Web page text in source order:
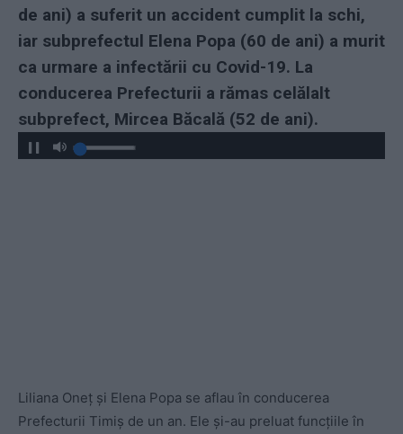
de ani) a suferit un accident cumplit la schi,
iar subprefectul Elena Popa (60 de ani) a murit
ca urmare a infectării cu Covid-19. La
conducerea Prefecturii a rămas celălalt
subprefect, Mircea Băcală (52 de ani).
Liliana Oneț și Elena Popa se aflau în conducerea
Prefecturii Timiş de un an. Ele și-au preluat funcțiile în